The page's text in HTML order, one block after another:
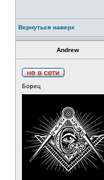
Вернуться наверх
Аndrew
Борец